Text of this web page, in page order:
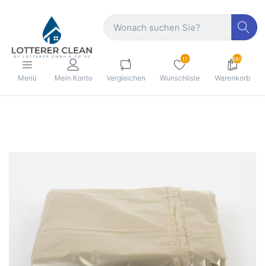
Menü Mein Konto Vergleichen
17
Wunschliste
580
Warenkorb